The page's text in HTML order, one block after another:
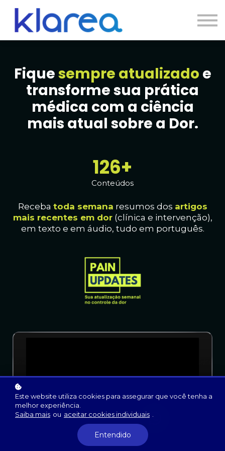
Contato
Cursos
Entrar
Fiquesempre atualizado e
transforme sua prática
médica com a ciência
mais atual sobre a Dor.
128+
Conteúdos
Receba toda semana resumos dos artigos
mais recentes em dor(clínica e intervenção),
em texto e em áudio, tudo em português.
Este website utiliza cookies para assegurar que você tenha a
melhor experiência.
Saiba mais ou aceitar cookies individuais
Entendido